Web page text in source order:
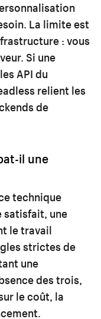
La limite est
: vous
Si une
API du
relient les
de
il une
technique
satisfait, une
le travail
strictes de
une
des trois,
le coût, la